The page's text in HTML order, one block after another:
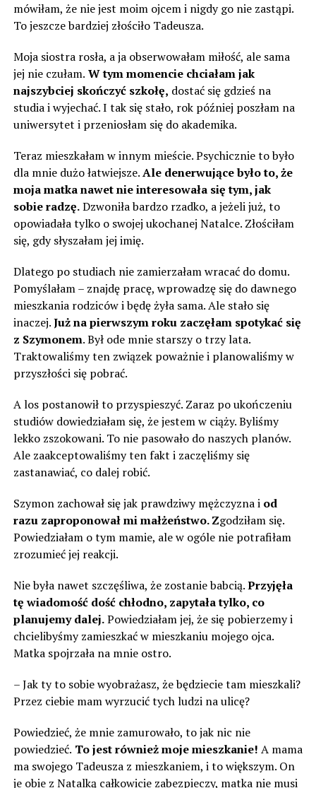
mówiłam, że nie jest moim ojcem i nigdy go nie zastąpi.
To jeszcze bardziej złościło Tadeusza.
Moja siostra rosła, a ja obserwowałam miłość, ale sama
jej nie czułam. W tym momencie chciałam jak
najszybciej skończyć szkołę, dostać się gdzieś na
studia i wyjechać. I tak się stało, rok później poszłam na
uniwersytet i przeniosłam się do akademika.
Teraz mieszkałam w innym mieście. Psychicznie to było
dla mnie dużo łatwiejsze.Ale denerwujące było to, że
moja matka nawet nie interesowała się tym, jak
sobie radzę.Dzwoniła bardzo rzadko, a jeżeli już, to
opowiadała tylko o swojej ukochanej Natalce. Złościłam
się, gdy słyszałam jej imię.
Dlatego po studiach nie zamierzałam wracać do domu.
Pomyślałam – znajdę pracę, wprowadzę się do dawnego
mieszkania rodziców i będę żyła sama. Ale stało się
inaczej.Już na pierwszym roku zaczęłam spotykać się
z Szymonem. Był ode mnie starszy o trzy lata.
Traktowaliśmy ten związek poważnie i planowaliśmy w
przyszłości się pobrać.
A los postanowił to przyspieszyć. Zaraz po ukończeniu
studiów dowiedziałam się, że jestem w ciąży. Byliśmy
lekko zszokowani. To nie pasowało do naszych planów.
Ale zaakceptowaliśmy ten fakt i zaczęliśmy się
zastanawiać, co dalej robić.
Szymon zachował się jak prawdziwy mężczyzna i od
razu zaproponował mi małżeństwo. Zgodziłam się.
Powiedziałam o tym mamie, ale w ogóle nie potrafiłam
zrozumieć jej reakcji.
Nie była nawet szczęśliwa, że ​​zostanie babcią.Przyjęła
tę wiadomość dość chłodno, zapytała tylko, co
planujemy dalej.Powiedziałam jej, że się pobierzemy i
chcielibyśmy zamieszkać w mieszkaniu mojego ojca.
Matka spojrzała na mnie ostro.
– Jak ty to sobie wyobrażasz, że będziecie tam mieszkali?
Przez ciebie mam wyrzucić tych ludzi na ulicę?
Powiedzieć, że mnie zamurowało, to jak nic nie
powiedzieć. To jest również moje mieszkanie! A mama
ma swojego Tadeusza z mieszkaniem, i to większym. On
je obie z Natalką całkowicie zabezpieczy, matka nie musi